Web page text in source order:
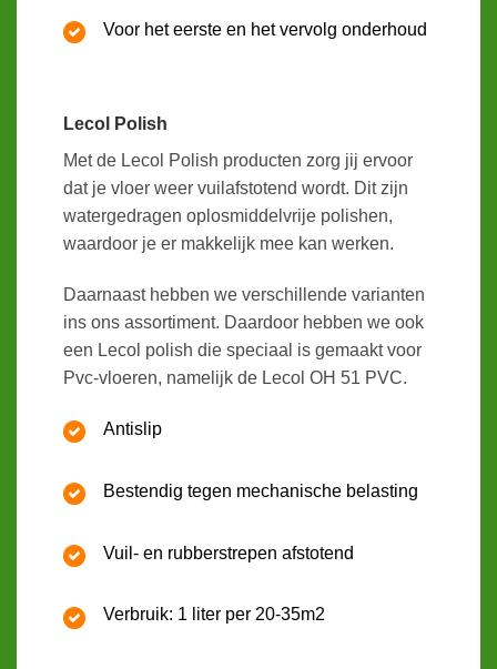
Voor het eerste en het vervolg onderhoud
Lecol Polish
Met de Lecol Polish producten zorg jij ervoor
dat je vloer weer vuilafstotend wordt. Dit zijn
watergedragen oplosmiddelvrije polishen,
waardoor je er makkelijk mee kan werken.
Daarnaast hebben we verschillende varianten
ins ons assortiment. Daardoor hebben we ook
een Lecol polish die speciaal is gemaakt voor
Pvc-vloeren, namelijk de Lecol OH 51 PVC.
Antislip
Bestendig tegen mechanische belasting
Vuil- en rubberstrepen afstotend
Verbruik: 1 liter per 20-35m2